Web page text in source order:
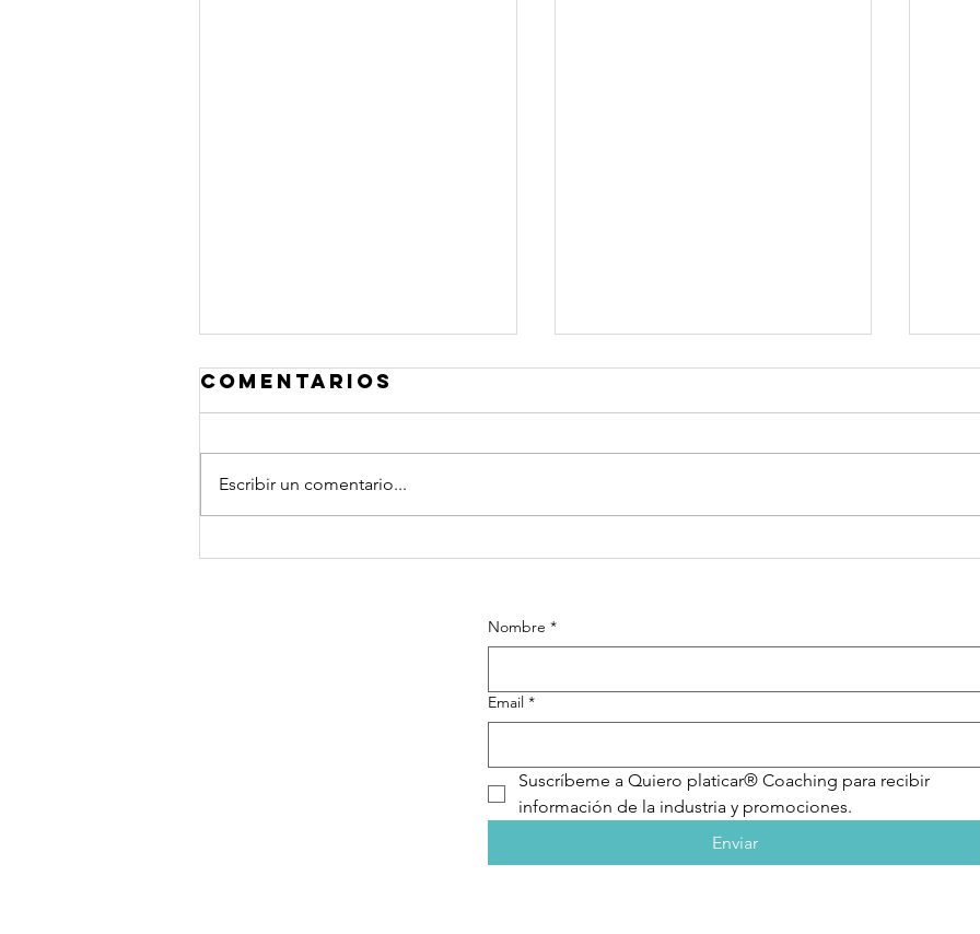
Comentarios
Escribir un comentario...
Nombre *
Email *
Suscríbeme a Quiero platicar® Coaching para recibir
información de la industria y promociones.
Enviar